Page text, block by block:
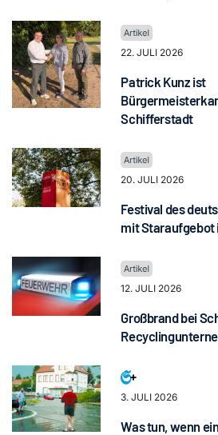
22. JULI 2026
Patrick Kunz ist
Schifferstadt
20. JULI 2026
Festival des
mit Staraufgebot
12. JULI 2026
Großbrand bei
3. JULI 2026
Was tun, wenn